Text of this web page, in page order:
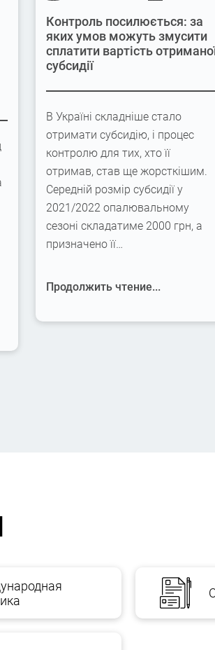
Контроль посилюється: за
яких умов можуть змусити
сплатити вартість
субсидії
В Україні складніше стало
отримати субсидію, і процес
контролю для тих, хто її
отримав, став ще жорсткішим.
Середній розмір субсидії у
2021/2022 опалювальному
сезоні складатиме 2000 грн, а
призначено її…
Продолжить чтение...